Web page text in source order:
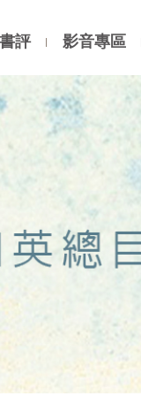
書評 影音專區